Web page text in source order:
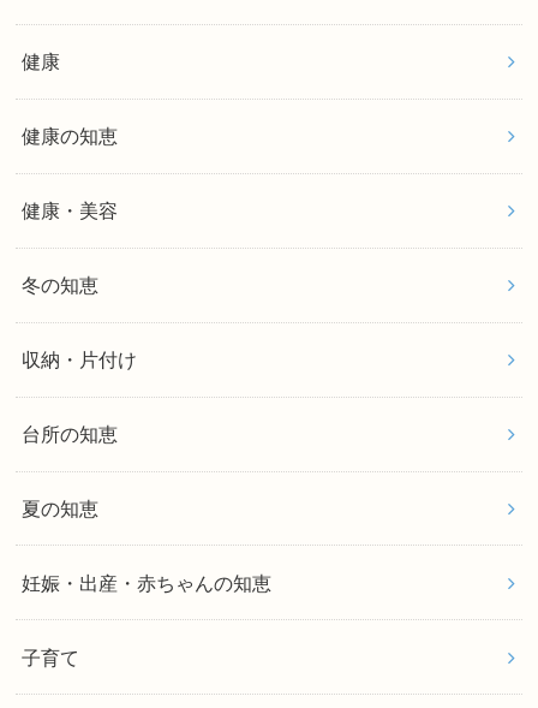
健康
健康の知恵
健康・美容
冬の知恵
収納・片付け
台所の知恵
夏の知恵
妊娠・出産・赤ちゃんの知恵
子育て